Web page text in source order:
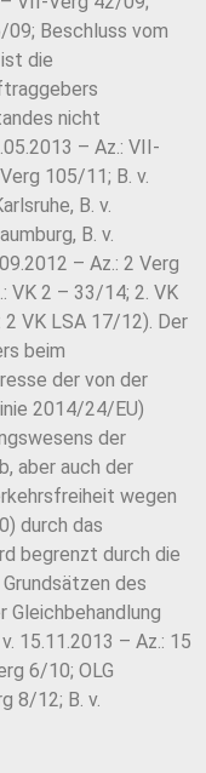
09; Beschluss vom
die
nicht
– Az.: VII-
105/11; B. v.
B. v.
B. v.
– Az.: 2 Verg
VK 2 – 33/14; 2. VK
2 VK LSA 17/12). Der
beim
der von der
2014/24/EU)
der
aber auch der
wegen
durch das
begrenzt durch die
des
Gleichbehandlung
15.11.2013 – Az.: 15
6/10; OLG
8/12; B. v.